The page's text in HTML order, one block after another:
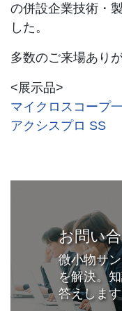
の併設企業技術・
した。
多数のご来場あり
<展示品>
マイクロスコープ
アクシスプロ SS
お問い
微小物サ
を解決。
答えします